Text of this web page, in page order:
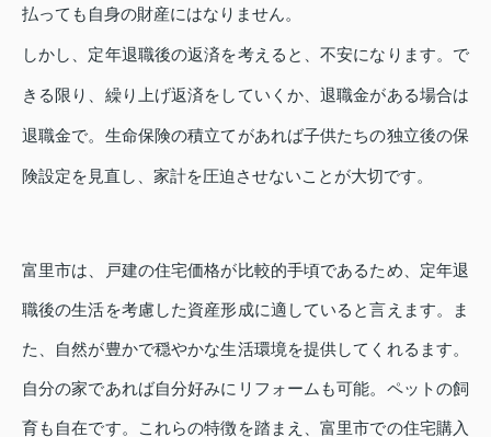
払っても自身の財産にはなりません。
しかし、定年退職後の返済を考えると、不安になります。で
きる限り、繰り上げ返済をしていくか、退職金がある場合は
退職金で。生命保険の積立てがあれば子供たちの独立後の保
険設定を見直し、家計を圧迫させないことが大切です。
富里市は、戸建の住宅価格が比較的手頃であるため、定年退
職後の生活を考慮した資産形成に適していると言えます。ま
た、自然が豊かで穏やかな生活環境を提供してくれるます。
自分の家であれば自分好みにリフォームも可能。ペットの飼
育も自在です。 これらの特徴を踏まえ、富里市での住宅購入